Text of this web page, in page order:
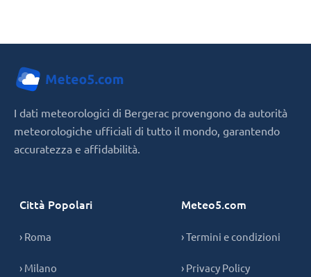
I dati meteorologici di Bergerac provengono da autorità
meteorologiche ufficiali di tutto il mondo, garantendo
accuratezza e affidabilità.
Città Popolari
› Roma
› Milano
Meteo5.com
› Termini e condizioni
› Privacy Policy